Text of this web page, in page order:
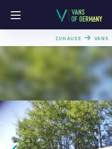
ZUHAUSE VANS